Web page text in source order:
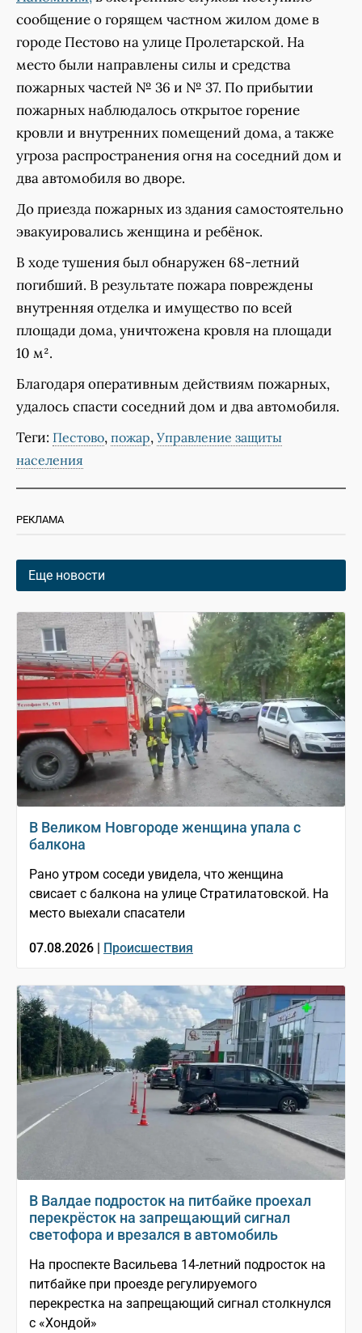
сообщение о горящем частном жилом доме в
городе Пестово на улице Пролетарской. На
место были направлены силы и средства
пожарных частей № 36 и № 37. По прибытии
пожарных наблюдалось открытое горение
кровли и внутренних помещений дома, а также
угроза распространения огня на соседний дом и
два автомобиля во дворе.
До приезда пожарных из здания самостоятельно
эвакуировались женщина и ребёнок.
В ходе тушения был обнаружен 68-летний
погибший. В результате пожара повреждены
внутренняя отделка и имущество по всей
площади дома, уничтожена кровля на площади
10 м².
Благодаря оперативным действиям пожарных,
удалось спасти соседний дом и два автомобиля.
Теги: Пестово, пожар, Управление защиты
населения
РЕКЛАМА
Еще новости
В Великом Новгороде женщина упала с
балкона
Рано утром соседи увидела, что женщина
свисает с балкона на улице Стратилатовской. На
место выехали спасатели
07.08.2026 | Происшествия
В Валдае подросток на питбайке проехал
перекрёсток на запрещающий сигнал
светофора и врезался в автомобиль
На проспекте Васильева 14-летний подросток на
питбайке при проезде регулируемого
перекрестка на запрещающий сигнал столкнулся
с «Хондой»